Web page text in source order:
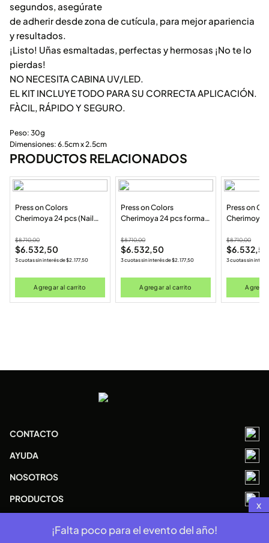
segundos, asegúrate
de adherir desde zona de cutícula, para mejor apariencia
y resultados.
¡Listo! Uñas esmaltadas, perfectas y hermosas ¡No te lo
pierdas!
NO NECESITA CABINA UV/LED.
EL KIT INCLUYE TODO PARA SU CORRECTA APLICACIÓN.
FÀCIL, RÁPIDO Y SEGURO.
Peso: 30g
Dimensiones: 6.5cm x 2.5cm
PRODUCTOS RELACIONADOS
Press on Colors
Cherimoya 24 pcs (Nail
YS542
$8.710,00
$6.532,50
3 cuotas sin interés de$2.177,50
Agregar al carrito
Press on Colors
Cherimoya 24 pcs forma
matte(Autoadhesivo) 1-
SH002
$8.710,00
$6.532,50
3 cuotas sin interés de$2.177,50
Agregar al carrito
Press on
Cherimoya
$8.710,00
$6.532,50
3 cuotas sin
CONTACTO
AYUDA
NOSOTROS
PRODUCTOS
¡Falta poco para el evento del año!
x